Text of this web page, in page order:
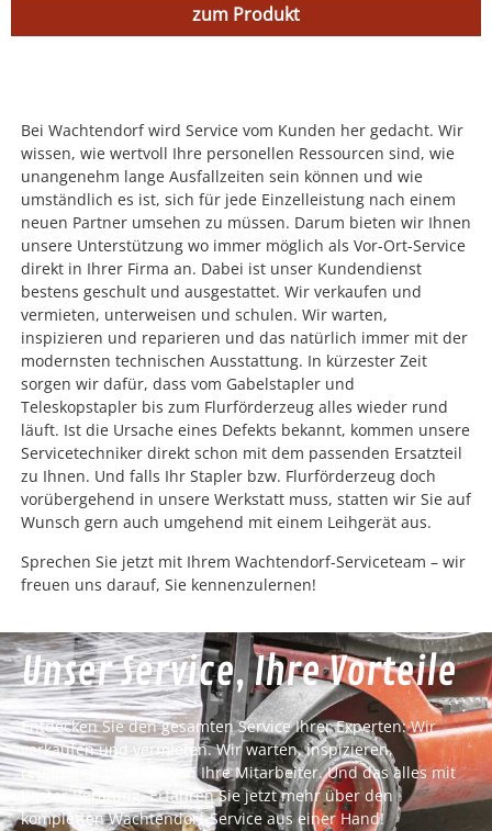
zum Produkt
Bei Wachtendorf wird Service vom Kunden her gedacht. Wir
wissen, wie wertvoll Ihre personellen Ressourcen sind, wie
unangenehm lange Ausfallzeiten sein können und wie
umständlich es ist, sich für jede Einzelleistung nach einem
neuen Partner umsehen zu müssen. Darum bieten wir Ihnen
unsere Unterstützung wo immer möglich als Vor-Ort-Service
direkt in Ihrer Firma an. Dabei ist unser Kundendienst
bestens geschult und ausgestattet. Wir verkaufen und
vermieten, unterweisen und schulen. Wir warten,
inspizieren und reparieren und das natürlich immer mit der
modernsten technischen Ausstattung. In kürzester Zeit
sorgen wir dafür, dass vom Gabelstapler und
Teleskopstapler bis zum Flurförderzeug alles wieder rund
läuft. Ist die Ursache eines Defekts bekannt, kommen unsere
Servicetechniker direkt schon mit dem passenden Ersatzteil
zu Ihnen. Und falls Ihr Stapler bzw. Flurförderzeug doch
vorübergehend in unsere Werkstatt muss, statten wir Sie auf
Wunsch gern auch umgehend mit einem Leihgerät aus.
Sprechen Sie jetzt mit Ihrem Wachtendorf-Serviceteam – wir
freuen uns darauf, Sie kennenzulernen!
Unser Service, Ihre Vorteile
Entdecken Sie den gesamten Service Ihrer Experten: Wir
verkaufen und vermieten. Wir warten, inspizieren,
reparieren und schulen Ihre Mitarbeiter. Und das alles mit
bester Beratung. Erfahren Sie jetzt mehr über den
kompletten Wachtendorf-Service aus einer Hand!